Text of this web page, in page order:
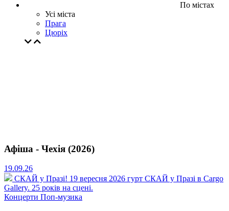
По містах
Усі міста
Прага
Цюрiх
Афіша - Чехія (2026)
19.09.26
СКАЙ у Празі! 19 вересня 2026 гурт СКАЙ у Празі в Cargo
Gallery. 25 років на сцені.
Концерти Поп-музика